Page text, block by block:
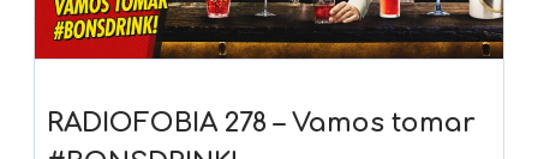
RADIOFOBIA 278 – Vamos tomar